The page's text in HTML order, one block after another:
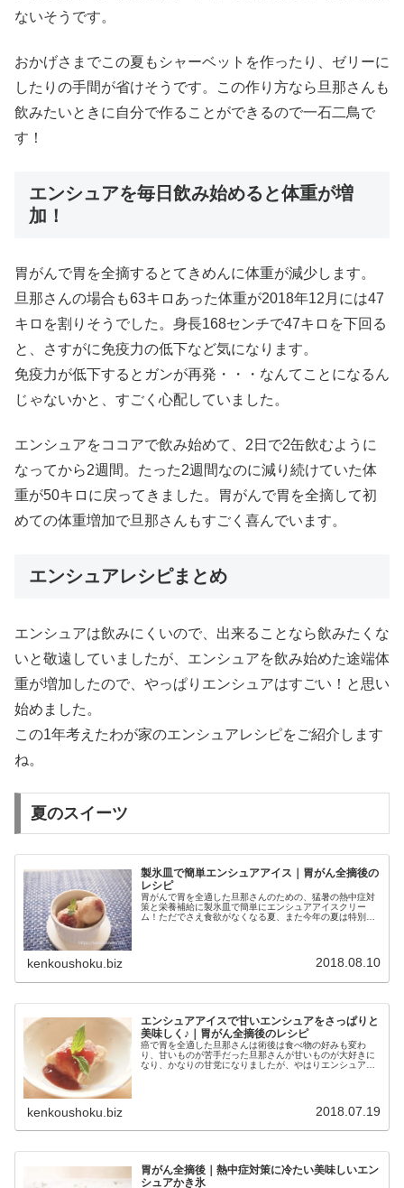
ないそうです。
おかげさまでこの夏もシャーベットを作ったり、ゼリーに
したりの手間が省けそうです。この作り方なら旦那さんも
飲みたいときに自分で作ることができるので一石二鳥で
す！
エンシュアを毎日飲み始めると体重が増
加！
胃がんで胃を全摘するとてきめんに体重が減少します。
旦那さんの場合も63キロあった体重が2018年12月には47
キロを割りそうでした。身長168センチで47キロを下回る
と、さすがに免疫力の低下など気になります。
免疫力が低下するとガンが再発・・・なんてことになるん
じゃないかと、すごく心配していました。
エンシュアをココアで飲み始めて、2日で2缶飲むように
なってから2週間。たった2週間なのに減り続けていた体
重が50キロに戻ってきました。胃がんで胃を全摘して初
めての体重増加で旦那さんもすごく喜んでいます。
エンシュアレシピまとめ
エンシュアは飲みにくいので、出来ることなら飲みたくな
いと敬遠していましたが、エンシュアを飲み始めた途端体
重が増加したので、やっぱりエンシュアはすごい！と思い
始めました。
この1年考えたわが家のエンシュアレシピをご紹介します
ね。
夏のスイーツ
製氷皿で簡単エンシュアアイス｜胃がん全摘後の
レシピ
胃がんで胃を全適した旦那さんのための、猛暑の熱中症対
策と栄養補給に製氷皿で簡単にエンシュアアイスクリー
ム！ただでさえ食欲がなくなる夏、また今年の夏は特別暑
kenkoushoku.biz 2018.08.10
エンシュアアイスで甘いエンシュアをさっぱりと
美味しく♪｜胃がん全摘後のレシピ
癌で胃を全適した旦那さんは術後は食べ物の好みも変わ
り、甘いものが苦手だった旦那さんが甘いものが大好きに
なり、かなりの甘党になりましたが、やはりエンシュアの
kenkoushoku.biz 2018.07.19
胃がん全摘後｜熱中症対策に冷たい美味しいエン
シュアかき氷